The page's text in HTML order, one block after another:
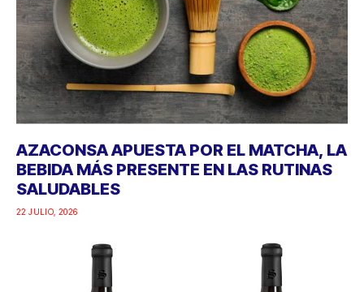
AZACONSA APUESTA POR EL MATCHA, LA
BEBIDA MÁS PRESENTE EN LAS RUTINAS
SALUDABLES
22 JULIO, 2026